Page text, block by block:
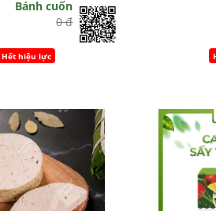
Bánh cuốn
0 đ
Hết hiệu lực